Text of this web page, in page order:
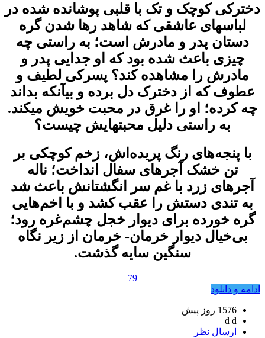
دخترکی کوچک و تک با قلبی پوشانده شده در
لباسهای عاشقی که شاهد رها شدن گره
دستان پدر و مادرش است؛ به راستی چه
چیزی باعث شده بود که او جدایی پدر و
مادرش را مشاهده کند؟ پسرکی لطیف و
عطوف که از دخترک دل برده و بیآنکه بداند
چه کرده؛ او را غرق در محبت خویش میکند.
به راستی دلیل محبتهایش چیست؟
با پنجه‌های رنگ پریده‌اش، زخم کوچکی بر
تن خشک آجرهای سفال انداخت؛ ناله
آجرهای زرد با غم سر انگشتانش باعث شد
به تندی دستش را عقب کشد و با اخم‌هایی
گره خورده برای دیوار خجل چشم‌غره رود؛
بی‌خیال دیوار خرمان- خرمان از زیر نگاه
سنگین سایه گذشت.
79
ادامه و دانلود
1576 روز پيش
d d
ارسال نظر